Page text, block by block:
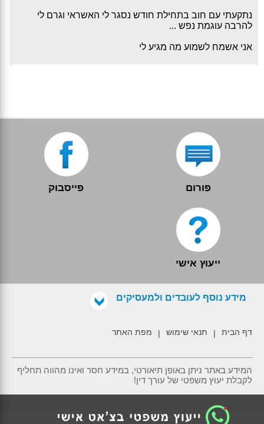
נתקעתי עם חוב בתחילת חודש נסגר לי האשראי וגרם לי
להרבה עוגמת נפש ...
אני אשמח לשמוע מה מגיע לי
פורום פייסבוק
ייעוץ אישי
מידע נוסף לעובדים ולמעסיקים
דף הבית | תנאי שימוש | מפת האתר
המידע באתר ניתן באופן תיאורטי, במידע חסר ואינו מהווה תחליף
לקבלת יעוץ משפטי של עורך דין!